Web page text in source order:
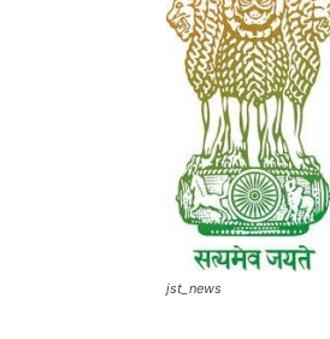
jst_news